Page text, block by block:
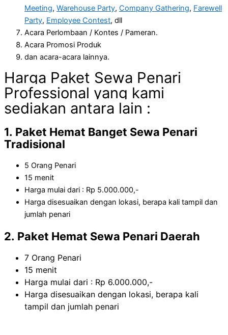
Meeting, Warehouse Party, Company Gathering, Farewell
Party, Employee Contest, dll
Acara Perlombaan / Kontes / Pameran.
Acara Promosi Produk
dan acara-acara lainnya.
Harga Paket Sewa Penari
Professional yang kami
sediakan antara lain :
1. Paket Hemat Banget Sewa Penari
Tradisional
5 Orang Penari
15 menit
Harga mulai dari : Rp 5.000.000,-
Harga disesuaikan dengan lokasi, berapa kali tampil dan
jumlah penari
2. Paket Hemat Sewa Penari Daerah
7 Orang Penari
15 menit
Harga mulai dari : Rp 6.000.000,-
Harga disesuaikan dengan lokasi, berapa kali
tampil dan jumlah penari